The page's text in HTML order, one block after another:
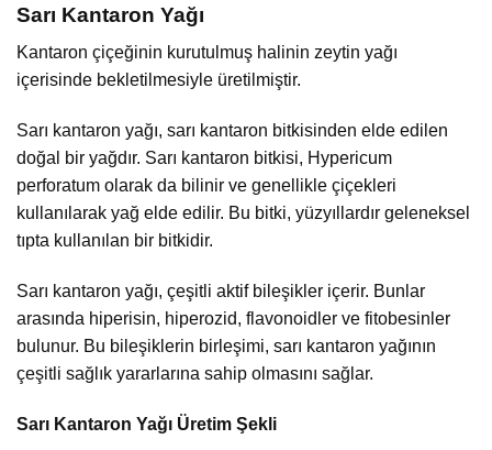
Sarı Kantaron Yağı
Kantaron çiçeğinin kurutulmuş halinin zeytin yağı
içerisinde bekletilmesiyle üretilmiştir.
Sarı kantaron yağı, sarı kantaron bitkisinden elde edilen
doğal bir yağdır. Sarı kantaron bitkisi, Hypericum
perforatum olarak da bilinir ve genellikle çiçekleri
kullanılarak yağ elde edilir. Bu bitki, yüzyıllardır geleneksel
tıpta kullanılan bir bitkidir.
Sarı kantaron yağı, çeşitli aktif bileşikler içerir. Bunlar
arasında hiperisin, hiperozid, flavonoidler ve fitobesinler
bulunur. Bu bileşiklerin birleşimi, sarı kantaron yağının
çeşitli sağlık yararlarına sahip olmasını sağlar.
Sarı Kantaron Yağı Üretim Şekli